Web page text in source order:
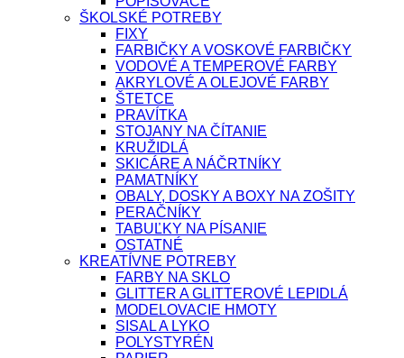
ŠKOLSKÉ POTREBY
FIXY
FARBIČKY A VOSKOVÉ FARBIČKY
VODOVÉ A TEMPEROVÉ FARBY
AKRYLOVÉ A OLEJOVÉ FARBY
ŠTETCE
PRAVÍTKA
STOJANY NA ČÍTANIE
KRUŽIDLÁ
SKICÁRE A NÁČRTNÍKY
PAMATNÍKY
OBALY, DOSKY A BOXY NA ZOŠITY
PERAČNÍKY
TABUĽKY NA PÍSANIE
OSTATNÉ
KREATÍVNE POTREBY
FARBY NA SKLO
GLITTER A GLITTEROVÉ LEPIDLÁ
MODELOVACIE HMOTY
SISAL A LYKO
POLYSTYRÉN